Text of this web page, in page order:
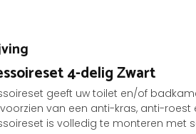
4-delig Zwart
geeft uw toilet en/of
van een anti-kras, anti-
is volledig te monteren met